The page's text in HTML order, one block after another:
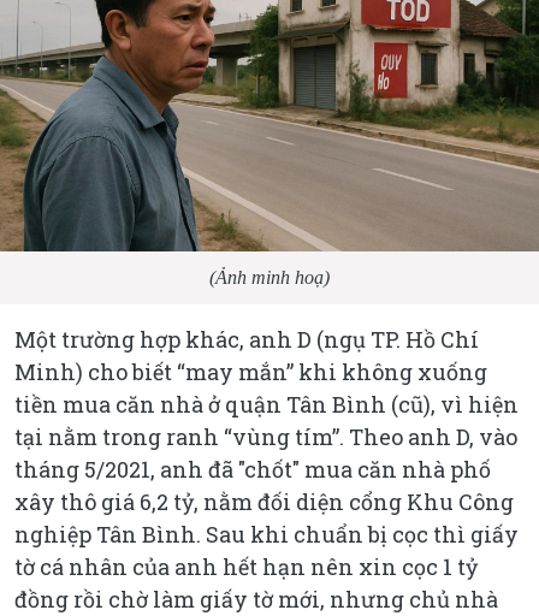
(Ảnh minh hoạ)
Một trường hợp khác, anh D (ngụ TP. Hồ Chí
Minh) cho biết “may mắn” khi không xuống
tiền mua căn nhà ở quận Tân Bình (cũ), vì hiện
tại nằm trong ranh “vùng tím”. Theo anh D, vào
tháng 5/2021, anh đã "chốt" mua căn nhà phố
xây thô giá 6,2 tỷ, nằm đối diện cổng Khu Công
nghiệp Tân Bình. Sau khi chuẩn bị cọc thì giấy
tờ cá nhân của anh hết hạn nên xin cọc 1 tỷ
đồng rồi chờ làm giấy tờ mới, nhưng chủ nhà